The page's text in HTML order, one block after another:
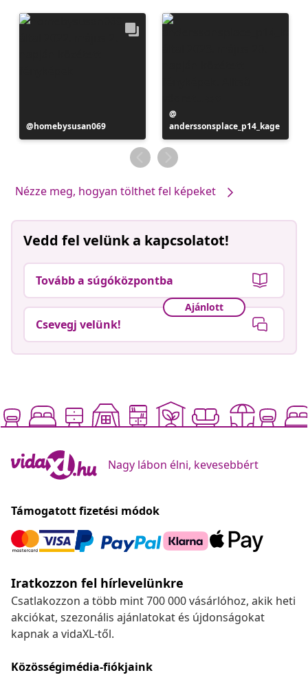
Bejegyzés
közzétevője
homebysusan069
közzétevője
anderssonsplace_p14_kage
Nézze meg, hogyan tölthet fel képeket
Vedd fel velünk a kapcsolatot!
Tovább a súgóközpontba
Ajánlott
Csevegj velünk!
Nagy lábon élni, kevesebbért
Támogatott fizetési módok
Iratkozzon fel hírlevelünkre
Csatlakozzon a több mint 700 000 vásárlóhoz, akik heti
akciókat, szezonális ajánlatokat és újdonságokat
kapnak a vidaXL-től.
Közösségimédia-fiókjaink